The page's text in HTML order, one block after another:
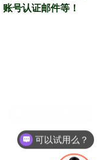
号认证邮件等！
可以试用么？